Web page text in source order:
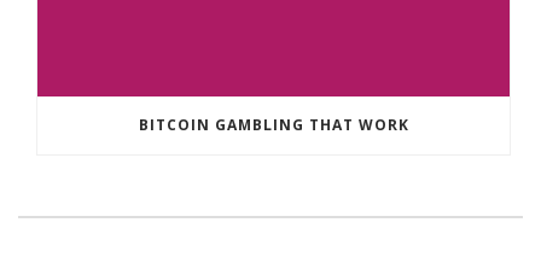
BITCOIN GAMBLING THAT WORK